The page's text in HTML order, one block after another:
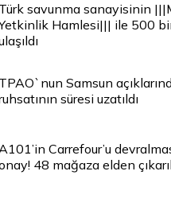
Türk savunma sanayisinin
Hamlesi||| ile 500
TPAO`nun Samsun
süresi uzatıldı
Carrefour’u
48 mağaza elden